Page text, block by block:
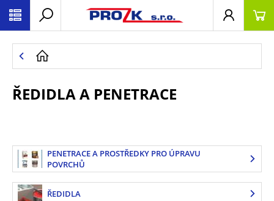
ŘEDIDLA A PENETRACE
PENETRACE A PROSTŘEDKY PRO ÚPRAVU
POVRCHŮ
ŘEDIDLA